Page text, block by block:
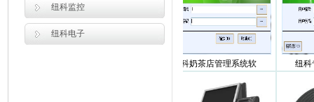
纽科监控
纽科电子
纽科奶茶店管理系统软 纽科专